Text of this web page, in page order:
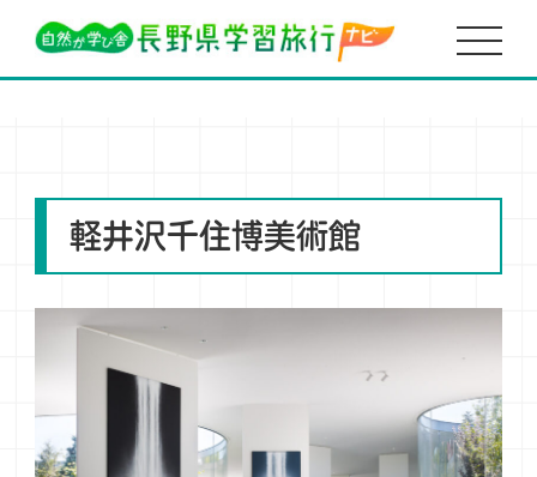
HOME 体験学習
軽井沢千住博美術館